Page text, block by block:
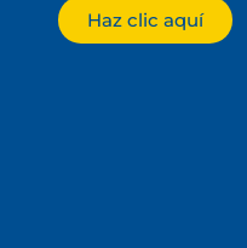
Haz clic aquí